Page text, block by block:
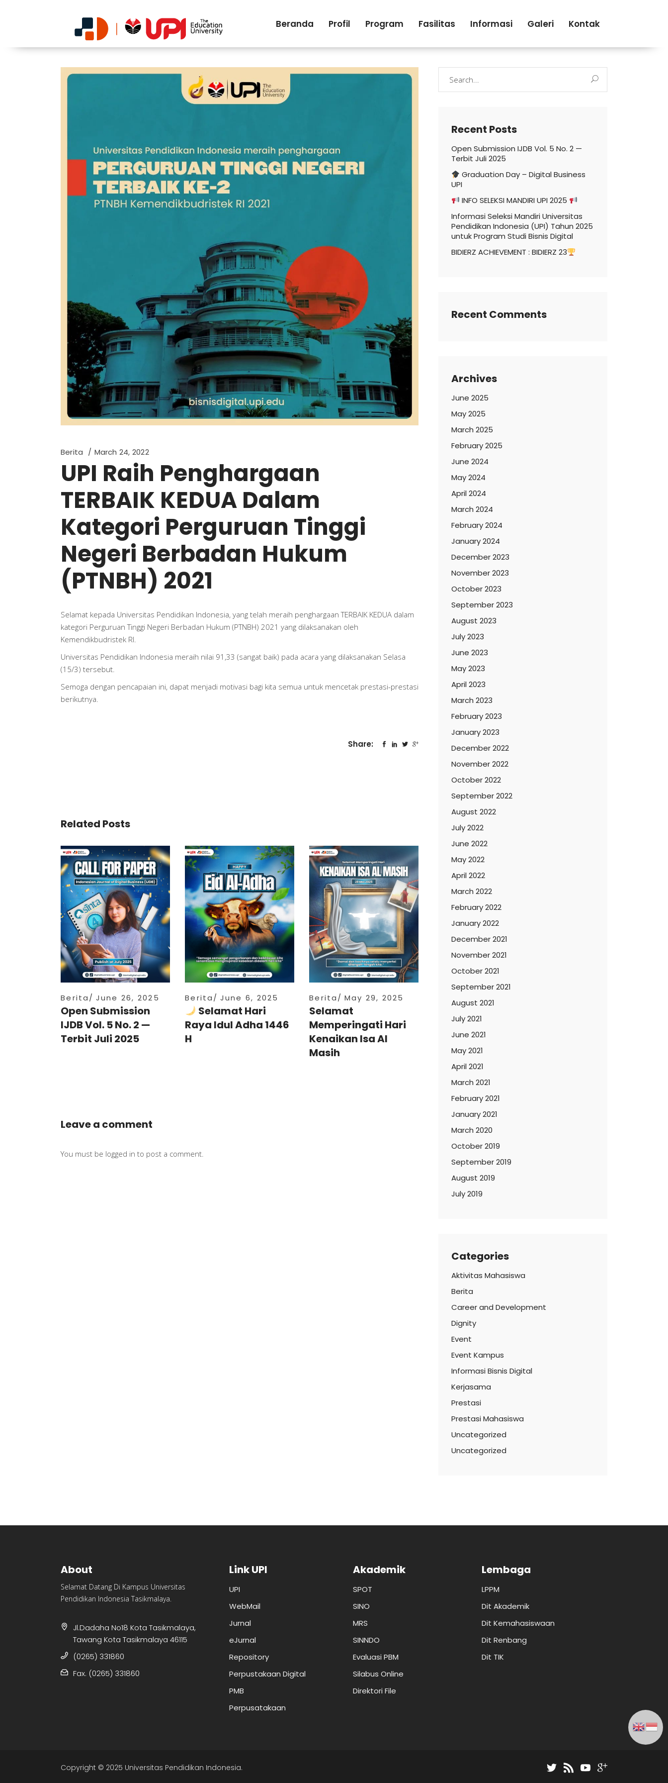
Beranda Profil Program Fasilitas Informasi Galeri Kontak
Berita March 24, 2022
UPI Raih Penghargaan
TERBAIK KEDUA Dalam
Kategori Perguruan Tinggi
Negeri Berbadan Hukum
(PTNBH) 2021
Selamat kepada Universitas Pendidikan Indonesia, yang telah meraih penghargaan TERBAIK KEDUA dalam
kategori Perguruan Tinggi Negeri Berbadan Hukum (PTNBH) 2021 yang dilaksanakan oleh
Kemendikbudristek RI.
Universitas Pendidikan Indonesia meraih nilai 91,33 (sangat baik) pada acara yang dilaksanakan Selasa
(15/3) tersebut.
Semoga dengan pencapaian ini, dapat menjadi motivasi bagi kita semua untuk mencetak prestasi-prestasi
berikutnya.
Share:
Related Posts
Berita June 26, 2025
Open Submission
IJDB Vol. 5 No. 2 —
Terbit Juli 2025
Berita June 6, 2025
Selamat Hari
Raya Idul Adha 1446
H
Berita May 29, 2025
Selamat
Memperingati Hari
Kenaikan Isa Al
Masih
Leave a comment
You must be logged in to post a comment.
Recent Posts
Open Submission IJDB Vol. 5 No. 2 —
Terbit Juli 2025
Graduation Day – Digital Business
UPI
INFO SELEKSI MANDIRI UPI 2025
Informasi Seleksi Mandiri Universitas
Pendidikan Indonesia (UPI) Tahun 2025
untuk Program Studi Bisnis Digital
BIDIERZ ACHIEVEMENT : BIDIERZ 23
Recent Comments
Archives
June 2025
May 2025
March 2025
February 2025
June 2024
May 2024
April 2024
March 2024
February 2024
January 2024
December 2023
November 2023
October 2023
September 2023
August 2023
July 2023
June 2023
May 2023
April 2023
March 2023
February 2023
January 2023
December 2022
November 2022
October 2022
September 2022
August 2022
July 2022
June 2022
May 2022
April 2022
March 2022
February 2022
January 2022
December 2021
November 2021
October 2021
September 2021
August 2021
July 2021
June 2021
May 2021
April 2021
March 2021
February 2021
January 2021
March 2020
October 2019
September 2019
August 2019
July 2019
Categories
Aktivitas Mahasiswa
Berita
Career and Development
Dignity
Event
Event Kampus
Informasi Bisnis Digital
Kerjasama
Prestasi
Prestasi Mahasiswa
Uncategorized
Uncategorized
About
Selamat Datang Di Kampus Universitas
Pendidikan Indonesia Tasikmalaya.
Jl.Dadaha No18 Kota Tasikmalaya,
Tawang Kota Tasikmalaya 46115
(0265) 331860
Fax. (0265) 331860
Link UPI
UPI
WebMail
Jurnal
eJurnal
Repository
Perpustakaan Digital
PMB
Perpusatakaan
Akademik
SPOT
SINO
MRS
SINNDO
Evaluasi PBM
Silabus Online
Direktori File
Lembaga
LPPM
Dit Akademik
Dit Kemahasiswaan
Dit Renbang
Dit TIK
Copyright © 2025 Universitas Pendidikan Indonesia.